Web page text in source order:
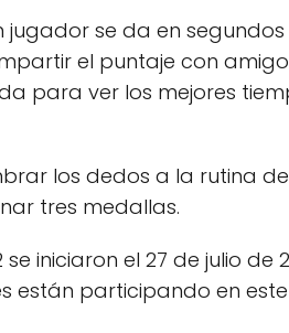
se da en
el puntaje con
para ver los mejores
los dedos a la rutina
tres medallas.
iniciaron el 27 de julio de
están participando en